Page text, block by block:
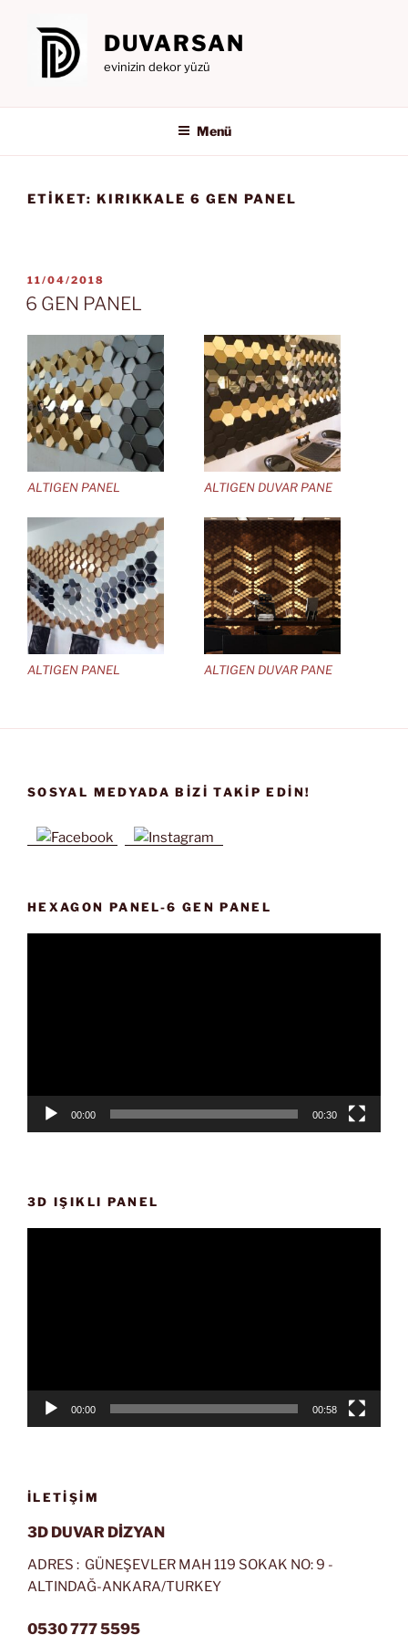
DUVARSAN
evinizin dekor yüzü
Menü
ETIKET: KIRIKKALE 6 GEN PANEL
YAYIM
TARIHI
11/04/2018
6 GEN PANEL
ALTIGEN PANEL ALTIGEN DUVAR PANE
ALTIGEN PANEL ALTIGEN DUVAR PANE
SOSYAL MEDYADA BIZI TAKIP EDIN!
HEXAGON PANEL-6 GEN PANEL
00:00 00:30
3D IŞIKLI PANEL
00:00 00:58
İLETIŞIM
3D DUVAR DİZYAN
ADRES : GÜNEŞEVLER MAH 119 SOKAK NO: 9 -
ALTINDAĞ-ANKARA/TURKEY
0530 777 5595